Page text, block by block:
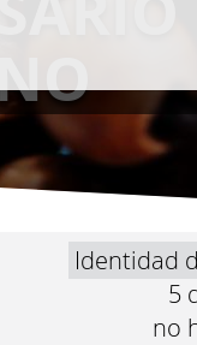
Identidad
5
no